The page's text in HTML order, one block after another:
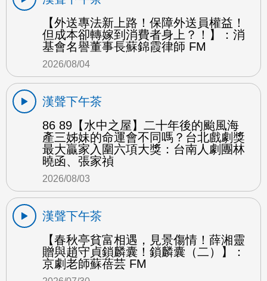
【外送專法新上路！保障外送員權益！
但成本卻轉嫁到消費者身上？！】：消
基會名譽董事長蘇錦霞律師 FM
2026/08/04
漢聲下午茶
86 89【水中之屋】二十年後的颱風海
產三姊妹的命運會不同嗎？台北戲劇獎
最大贏家入圍六項大獎：台南人劇團林
曉函、張家禎
2026/08/03
漢聲下午茶
【春秋亭貧富相遇，見景傷情！薛湘靈
贈與趙守貞鎖麟囊！鎖麟囊（二）】：
京劇老師蘇蓓芸 FM